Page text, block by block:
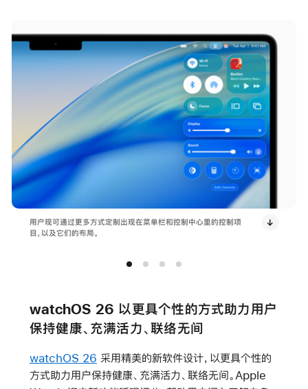
用户现可通过更多方式定制出现在菜单栏和控制中心里的控制项
目，以及它们的布局。
watchOS 26 以更具个性的方式助力用户
保持健康、充满活力、联络无间
watchOS 26 采用精美的新软件设计，以更具个性的
方式助力用户保持健康、充满活力、联络无间。Apple